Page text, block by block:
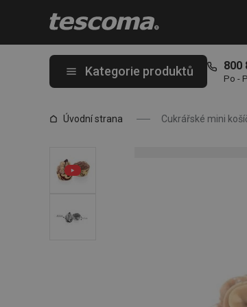
Kategorie produktů 800
Po -
Úvodní strana Cukrářské mini